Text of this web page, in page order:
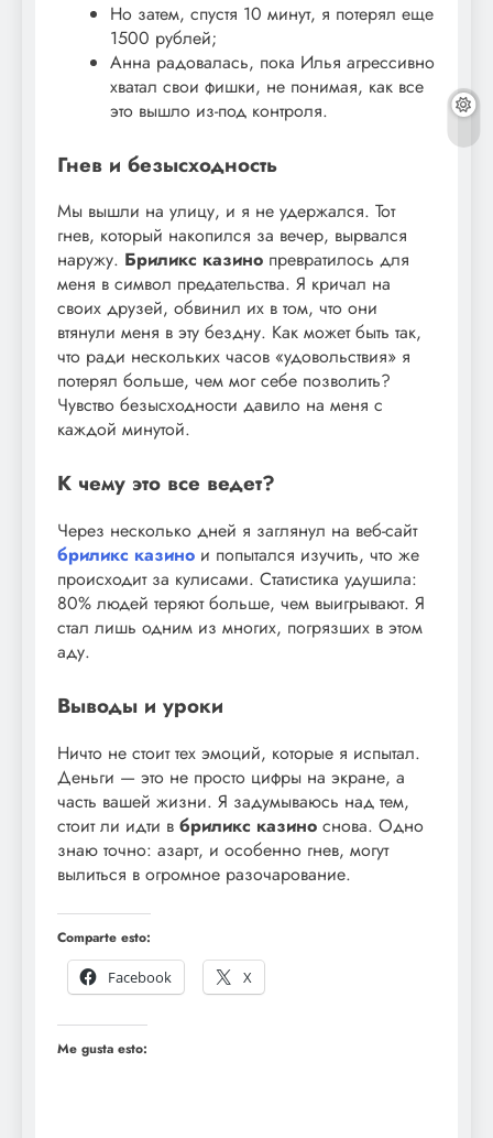
Но затем, спустя 10 минут, я потерял еще
1500 рублей;
Анна радовалась, пока Илья агрессивно
хватал свои фишки, не понимая, как все
это вышло из-под контроля.
Гнев и безысходность
Мы вышли на улицу, и я не удержался. Тот
гнев, который накопился за вечер, вырвался
наружу. Бриликс казино превратилось для
меня в символ предательства. Я кричал на
своих друзей, обвинил их в том, что они
втянули меня в эту бездну. Как может быть так,
что ради нескольких часов «удовольствия» я
потерял больше, чем мог себе позволить?
Чувство безысходности давило на меня с
каждой минутой.
К чему это все ведет?
Через несколько дней я заглянул на веб-сайт
бриликс казино и попытался изучить, что же
происходит за кулисами. Статистика удушила:
80% людей теряют больше, чем выигрывают. Я
стал лишь одним из многих, погрязших в этом
аду.
Выводы и уроки
Ничто не стоит тех эмоций, которые я испытал.
Деньги — это не просто цифры на экране, а
часть вашей жизни. Я задумываюсь над тем,
стоит ли идти в бриликс казино снова. Одно
знаю точно: азарт, и особенно гнев, могут
вылиться в огромное разочарование.
Comparte esto:
Facebook
X
Me gusta esto: